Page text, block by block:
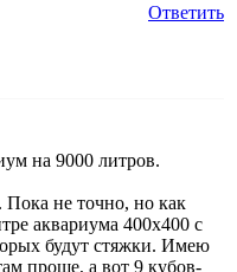
Ответить
на 9000 литров.
не точно, но как
аквариума 400х400 с
будут стяжки. Имею
проще, а вот 9 кубов-